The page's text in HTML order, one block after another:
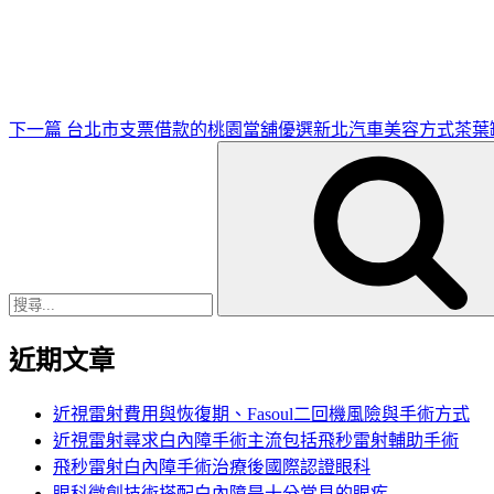
下一篇 台北市支票借款的桃園當舖優選新北汽車美容方式茶葉
近期文章
近視雷射費用與恢復期、Fasoul二回機風險與手術方式
近視雷射尋求白內障手術主流包括飛秒雷射輔助手術
飛秒雷射白內障手術治療後國際認證眼科